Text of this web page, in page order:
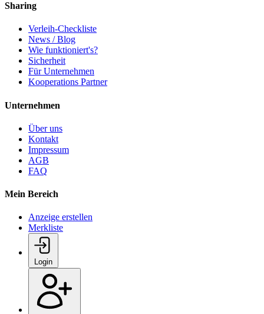
Sharing
Verleih-Checkliste
News / Blog
Wie funktioniert's?
Sicherheit
Für Unternehmen
Kooperations Partner
Unternehmen
Über uns
Kontakt
Impressum
AGB
FAQ
Mein Bereich
Anzeige erstellen
Merkliste
Login